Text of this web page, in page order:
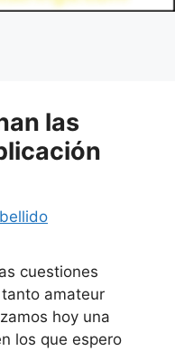
las
cuestiones
amateur
hoy una
los que espero